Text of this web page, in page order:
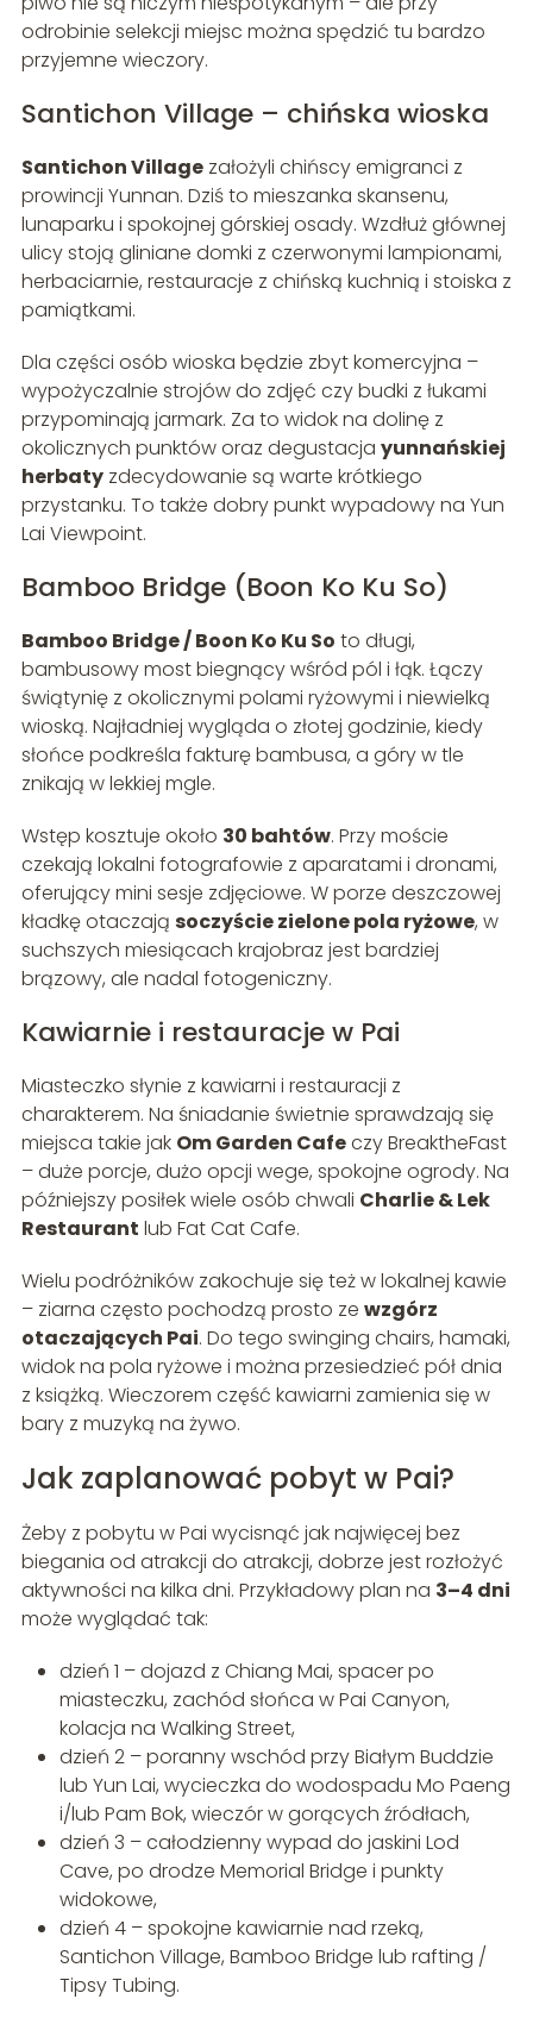
odrobinie selekcji miejsc można spędzić tu bardzo
przyjemne wieczory.
Santichon Village – chińska wioska
Santichon Villagezałożyli chińscy emigranci z
prowincji Yunnan. Dziś to mieszanka skansenu,
lunaparku i spokojnej górskiej osady. Wzdłuż głównej
ulicy stoją gliniane domki z czerwonymi lampionami,
herbaciarnie, restauracje z chińską kuchnią i stoiska z
pamiątkami.
Dla części osób wioska będzie zbyt komercyjna –
wypożyczalnie strojów do zdjęć czy budki z łukami
przypominają jarmark. Za to widok na dolinę z
okolicznych punktów oraz degustacja yunnańskiej
herbatyzdecydowanie są warte krótkiego
przystanku. To także dobry punkt wypadowy na Yun
Lai Viewpoint.
Bamboo Bridge (Boon Ko Ku So)
Bamboo Bridge / Boon Ko Ku So to długi,
bambusowy most biegnący wśród pól i łąk. Łączy
świątynię z okolicznymi polami ryżowymi i niewielką
wioską. Najładniej wygląda o złotej godzinie, kiedy
słońce podkreśla fakturę bambusa, a góry w tle
znikają w lekkiej mgle.
Wstęp kosztuje około 30 bahtów. Przy moście
czekają lokalni fotografowie z aparatami i dronami,
oferujący mini sesje zdjęciowe. W porze deszczowej
kładkę otaczają soczyście zielone pola ryżowe, w
suchszych miesiącach krajobraz jest bardziej
brązowy, ale nadal fotogeniczny.
Kawiarnie i restauracje w Pai
Miasteczko słynie z kawiarni i restauracji z
charakterem. Na śniadanie świetnie sprawdzają się
miejsca takie jak Om Garden Cafeczy BreaktheFast
– duże porcje, dużo opcji wege, spokojne ogrody. Na
późniejszy posiłek wiele osób chwali Charlie & Lek
Restaurant lub Fat Cat Cafe.
Wielu podróżników zakochuje się też w lokalnej kawie
– ziarna często pochodzą prosto ze wzgórz
otaczających Pai. Do tego swinging chairs, hamaki,
widok na pola ryżowe i można przesiedzieć pół dnia
z książką. Wieczorem część kawiarni zamienia się w
bary z muzyką na żywo.
Jak zaplanować pobyt w Pai?
Żeby z pobytu w Pai wycisnąć jak najwięcej bez
biegania od atrakcji do atrakcji, dobrze jest rozłożyć
aktywności na kilka dni. Przykładowy plan na 3–4 dni
może wyglądać tak:
dzień 1 – dojazd z Chiang Mai, spacer po
miasteczku, zachód słońca w Pai Canyon,
kolacja na Walking Street,
dzień 2 – poranny wschód przy Białym Buddzie
lub Yun Lai, wycieczka do wodospadu Mo Paeng
i/lub Pam Bok, wieczór w gorących źródłach,
dzień 3 – całodzienny wypad do jaskini Lod
Cave, po drodze Memorial Bridge i punkty
widokowe,
dzień 4 – spokojne kawiarnie nad rzeką,
Santichon Village, Bamboo Bridge lub rafting /
Tipsy Tubing.